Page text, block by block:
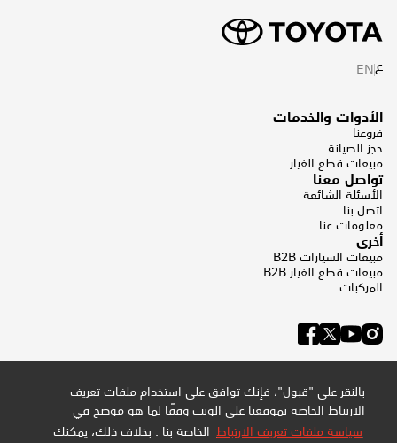
بالنقر على "قبول"، فإنك توافق على استخدام ملفات تعريف
الارتباط الخاصة بموقعنا على الويب وفقًا لما هو موضح في
سياسة ملفات تعريف الارتباط الخاصة بنا . بخلاف ذلك، يمكنك
عEN
الأدوات والخدمات
فروعنا
حجز الصيانة
مبيعات قطع الغيار
تواصل معنا
الأسئلة الشائعة
اتصل بنا
معلومات عنا
أخرى
مبيعات السيارات B2B
مبيعات قطع الغيار B2B
المركبات